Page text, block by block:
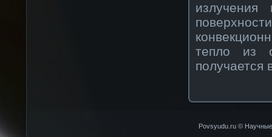
излучения
тепло из
получается
Povsyudu.ru © Научные